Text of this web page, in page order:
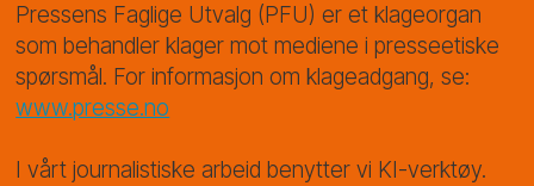
Pressens Faglige Utvalg (PFU) er et klageorgan
som behandler klager mot mediene i presseetiske
spørsmål. For informasjon om klageadgang, se:
www.presse.no
I vårt journalistiske arbeid benytter vi KI-verktøy.